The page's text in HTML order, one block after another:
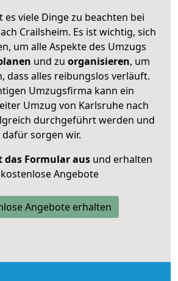
es viele Dinge zu beachten bei
Crailsheim. Es ist wichtig, sich
um alle Aspekte des Umzugs
und zu organisieren, um
dass alles reibungslos verläuft.
Umzugsfirma kann ein
Umzug von Karlsruhe nach
durchgeführt werden und
dafür sorgen wir.
das Formular ausund erhalten
Angebote
Angebote erhalten